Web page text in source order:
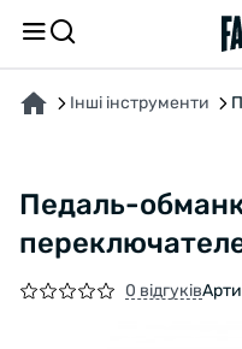
Інші інструменти
Педаль-
0 відгуків
ПРО ТОВАР ВІДГУКИ ТА